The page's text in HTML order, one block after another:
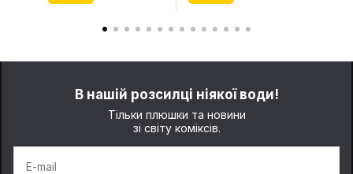
В нашій розсилці ніякої води!
Тільки плюшки та новини
зі світу коміксів.
E-mail